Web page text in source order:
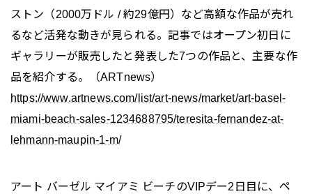
ストン（2000万ドル / 約29億円）など高額な作品が売れ
るなど活発な動きが見られる。記事ではオープン初日に
ギャラリーが販売したと発表した7つの作品と、主要な作
品を紹介する。（ARTnews）
https://www.artnews.com/list/art-news/market/art-basel-
miami-beach-sales-1234688795/teresita-fernandez-at-
lehmann-maupin-1-m/
アート バーゼル マイアミ ビーチのVIPデー2日目に、ペ